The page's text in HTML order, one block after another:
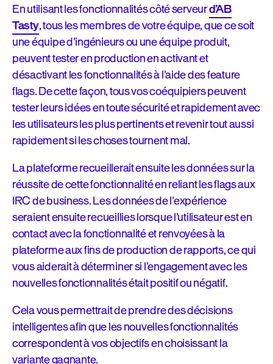
En utilisant les fonctionnalités côté serveurd’AB
Tasty, tous les membres de votre équipe, que ce soit
une équipe d’ingénieurs ou une équipe produit,
peuvent tester en production en activant et
désactivant les fonctionnalités à l’aide des feature
flags. De cette façon, tous vos coéquipiers peuvent
tester leurs idées en toute sécurité et rapidement avec
les utilisateurs les plus pertinents et revenir tout aussi
rapidement si les choses tournent mal.
La plateforme recueillerait ensuite les données sur la
réussite de cette fonctionnalité en reliant les flags aux
IRC de business. Les données de l’expérience
seraient ensuite recueillies lorsque l’utilisateur est en
contact avec la fonctionnalité et renvoyées à la
plateforme aux fins de production de rapports, ce qui
vous aiderait à déterminer si l’engagement avec les
nouvelles fonctionnalités était positif ou négatif.
Cela vous permettrait de prendre des décisions
intelligentes afin que les nouvelles fonctionnalités
correspondent à vos objectifs en choisissant la
variante gagnante.